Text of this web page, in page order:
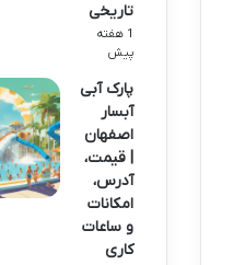
تاریخی
1 هفته
پیش
پارک آبی
آبسار
اصفهان
| قیمت،
آدرس،
امکانات
و ساعات
کاری